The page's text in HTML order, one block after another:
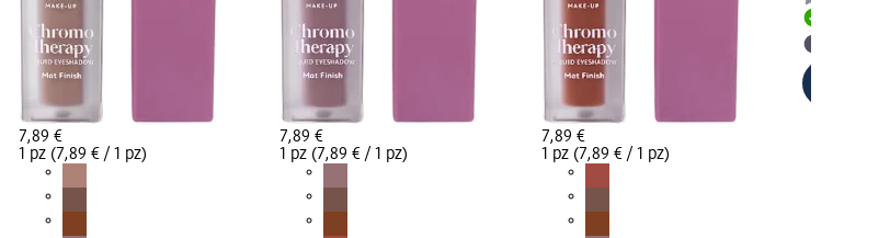
7,89 €
1 pz (7,89 € / 1 pz)
7,89 €
1 pz (7,89 € / 1 pz)
7,89 €
1 pz (7,89 € / 1 pz)